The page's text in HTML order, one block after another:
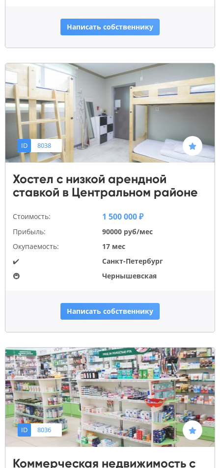
Написать собственнику
ID 8038
Хостел с низкой арендной
ставкой в Центральном районе
Стоимость: 1 500 000 ₽
Прибыль:
90000 руб/мес
Окупаемость:
17 мес
✔️
Санкт-Петербург
🚇
Чернышевская
Написать собственнику
ID 8036
Коммерческая недвижимость с